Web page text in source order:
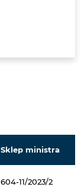
Sklep ministra
604-11/2023/2